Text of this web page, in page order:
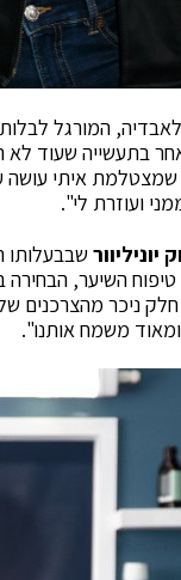
לאבדיה, המורגל
בתעשייה שעוד
שמצטלמת איתי
ועוזרת לי".
יוניליוורשבבעלותו
השיער, הבחירה
ניכר מהצרכנים
ומאוד משמח אותנו".